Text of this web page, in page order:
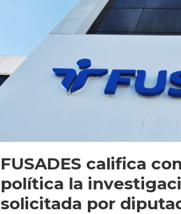
FUSADES califica
política la
solicitada por